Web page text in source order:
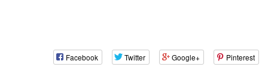
Facebook Twitter Google+ Pinterest